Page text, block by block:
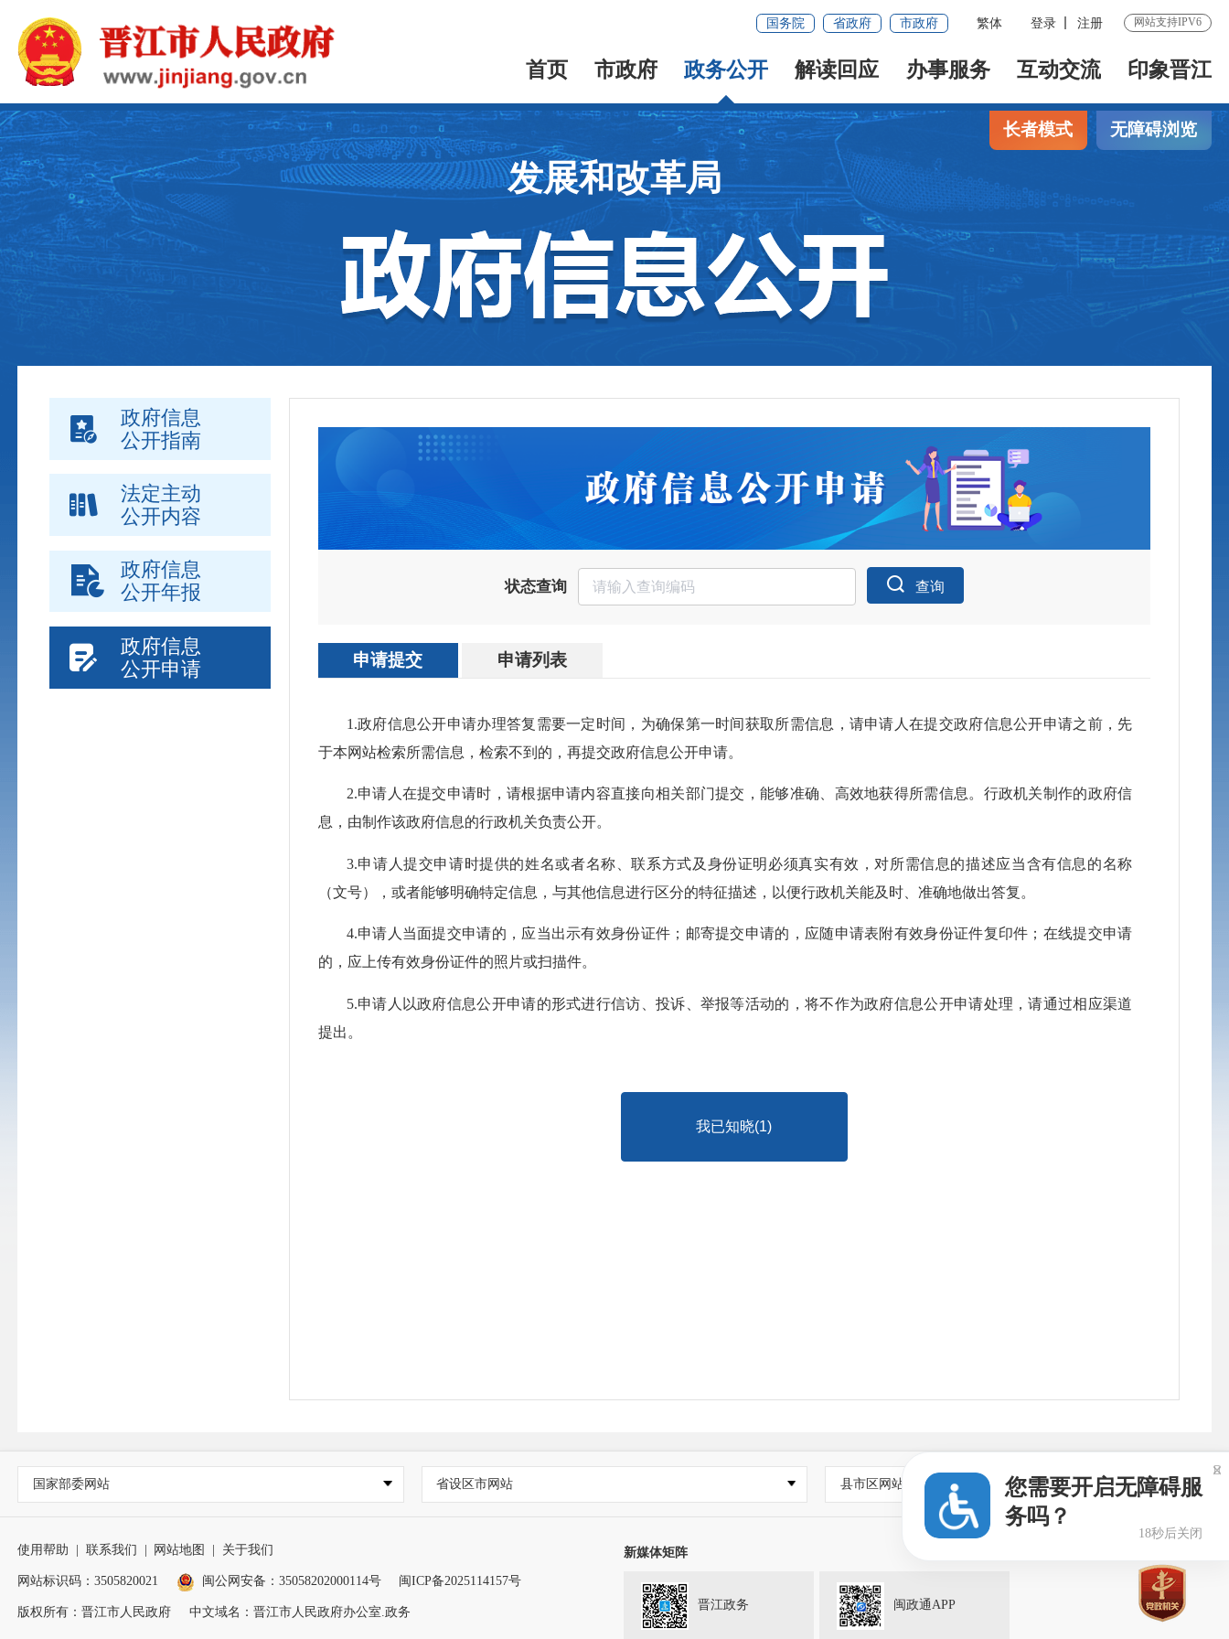
国务院 省政府 市政府 繁体 登录 注册 网站支持IPV6
首页 市政府 政务公开 解读回应 办事服务 互动交流 印象晋江
长者模式 无障碍浏览
发展和改革局
政府信息
公开指南
法定主动
公开内容
政府信息
公开年报
政府信息
公开申请
状态查询 查询
申请提交 申请列表
1.政府信息公开申请办理答复需要一定时间，为确保第一时间获取所需信息，请申请人在提交政府信息公开申请之前，先
于本网站检索所需信息，检索不到的，再提交政府信息公开申请。
2.申请人在提交申请时，请根据申请内容直接向相关部门提交，能够准确、高效地获得所需信息。行政机关制作的政府信
息，由制作该政府信息的行政机关负责公开。
3.申请人提交申请时提供的姓名或者名称、联系方式及身份证明必须真实有效，对所需信息的描述应当含有信息的名称
（文号），或者能够明确特定信息，与其他信息进行区分的特征描述，以便行政机关能及时、准确地做出答复。
4.申请人当面提交申请的，应当出示有效身份证件；邮寄提交申请的，应随申请表附有效身份证件复印件；在线提交申请
的，应上传有效身份证件的照片或扫描件。
5.申请人以政府信息公开申请的形式进行信访、投诉、举报等活动的，将不作为政府信息公开申请处理，请通过相应渠道
提出。
我已知晓(1)
国家部委网站 省设区市网站 县市区网站
使用帮助 联系我们 网站地图 关于我们
网站标识码：3505820021 闽公网安备：35058202000114号 闽ICP备2025114157号
版权所有：晋江市人民政府 中文域名：晋江市人民政府办公室.政务
新媒体矩阵
晋江政务 闽政通APP
您需要开启无障碍服
务吗？
18秒后关闭
